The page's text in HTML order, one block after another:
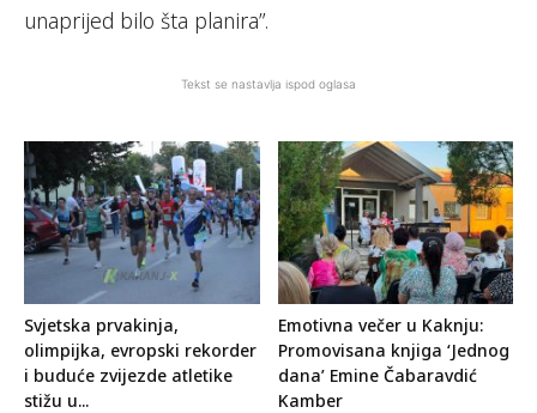
unaprijed bilo šta planira”.
Tekst se nastavlja ispod oglasa
Svjetska prvakinja,
olimpijka, evropski rekorder
i buduće zvijezde atletike
stižu u...
Emotivna večer u Kaknju:
Promovisana knjiga ‘Jednog
dana’ Emine Čabaravdić
Kamber